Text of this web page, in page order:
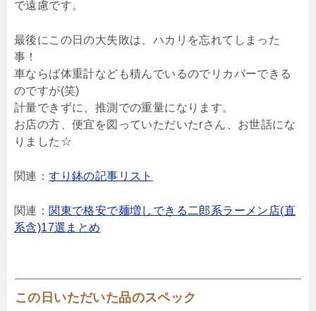
で遠慮です。
最後にこの日の大失敗は、ハカリを忘れてしまった
事！
車ならば体重計なども積んでいるのでリカバーできる
のですが(笑)
計量できずに、推測での重量になります。
お店の方、便宜を図っていただいたrさん、お世話にな
りました☆
関連：すり鉢の記事リスト
関連： 関東で格安で麺増しできる二郎系ラーメン店(直
系含)17選まとめ
この日いただいた品のスペック